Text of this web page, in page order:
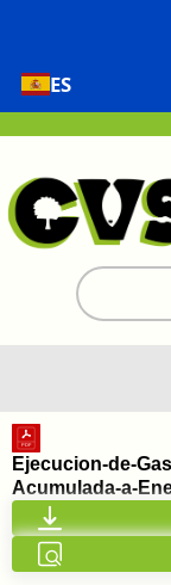
ES
Buscar:
Inicio
Nosotros
Directorios
Ejecucion-de-
Acumulada-a-